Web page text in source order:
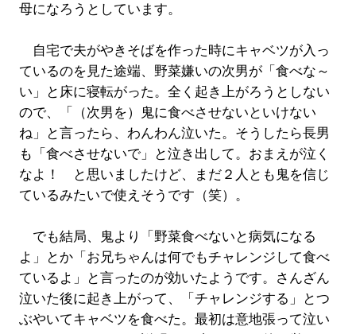
母になろうとしています。
自宅で夫がやきそばを作った時にキャベツが入っ
ているのを見た途端、野菜嫌いの次男が「食べな～
い」と床に寝転がった。全く起き上がろうとしない
ので、「（次男を）鬼に食べさせないといけない
ね」と言ったら、わんわん泣いた。そうしたら長男
も「食べさせないで」と泣き出して。おまえが泣く
なよ！ と思いましたけど、まだ２人とも鬼を信じ
ているみたいで使えそうです（笑）。
でも結局、鬼より「野菜食べないと病気になる
よ」とか「お兄ちゃんは何でもチャレンジして食べ
ているよ」と言ったのが効いたようです。さんざん
泣いた後に起き上がって、「チャレンジする」とつ
ぶやいてキャベツを食べた。最初は意地張って泣い